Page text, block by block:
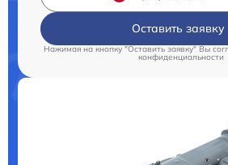
Оставить заявку
Нажимая на кнопку "Оставить заявку" Вы
конфиденциальности